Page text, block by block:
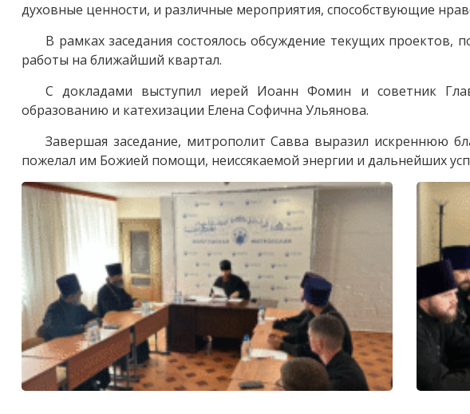
духовные ценности, и различные мероприятия, способствующие
В рамках заседания состоялось обсуждение текущих
работы на ближайший квартал.
С докладами выступил иерей Иоанн Фомин и советник
образованию и катехизации Елена Софична Ульянова.
Завершая заседание, митрополит Савва выразил искреннюю
пожелал им Божией помощи, неиссякаемой энергии и дальнейших